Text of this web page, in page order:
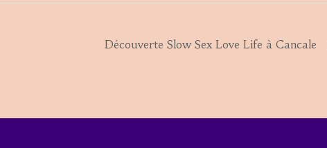
Découverte Slow Sex Love Life à Cancale